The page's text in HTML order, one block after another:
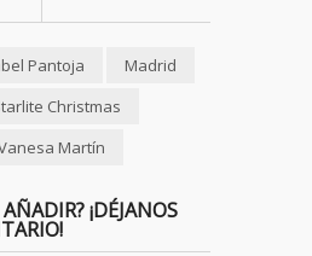
Pantoja
Madrid
Christmas
Martín
¡DÉJANOS